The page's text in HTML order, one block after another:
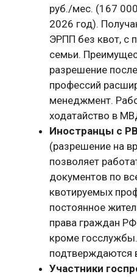
руб./мес. (167
2026 год).
ЭРПП без квот, с
семьи.
разрешение
профессий
менеджмент.
ходатайство в
Иностранцы с
(разрешение на
позволяет
документов по
квотируемых
постоянное
права граждан
кроме
подтверждаются
Участники